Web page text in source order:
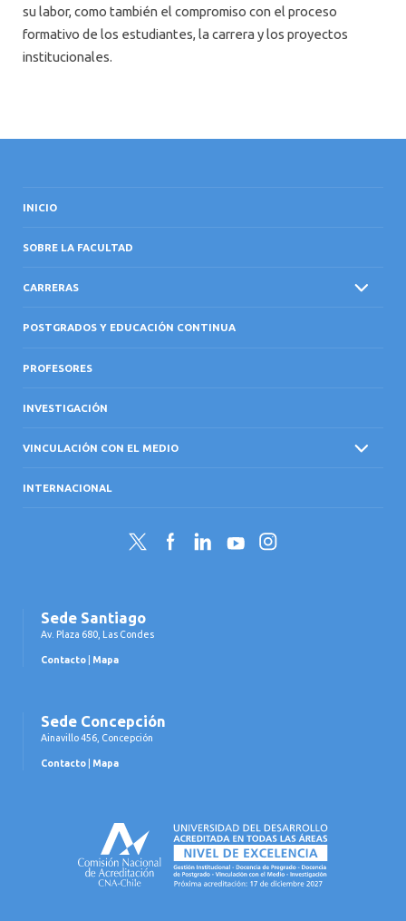
su labor, como también el compromiso con el proceso
formativo de los estudiantes, la carrera y los proyectos
institucionales.
INICIO
SOBRE LA FACULTAD
CARRERAS
POSTGRADOS Y EDUCACIÓN CONTINUA
PROFESORES
INVESTIGACIÓN
VINCULACIÓN CON EL MEDIO
INTERNACIONAL
Twitter FacebookLinkedInYouTubeInstagram
Sede Santiago
Av. Plaza 680, Las Condes
Contacto Mapa
Sede Concepción
Ainavillo 456, Concepción
Contacto Mapa